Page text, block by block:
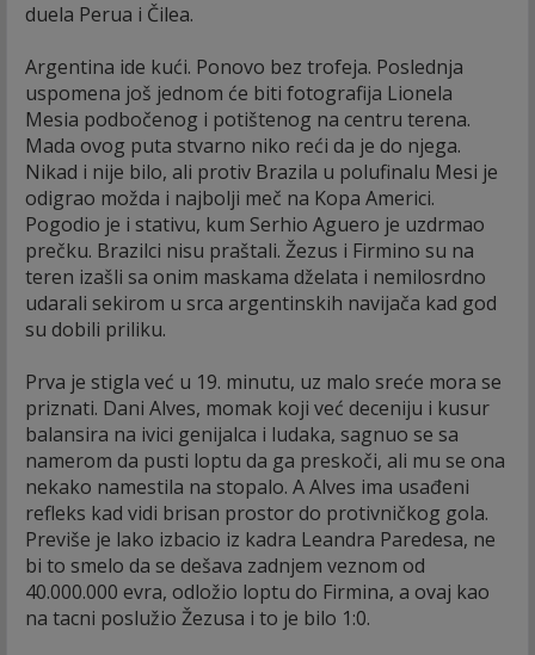
duela Perua i Čilea.
Argentina ide kući. Ponovo bez trofeja. Poslednja
uspomena još jednom će biti fotografija Lionela
Mesia podbočenog i potištenog na centru terena.
Mada ovog puta stvarno niko reći da je do njega.
Nikad i nije bilo, ali protiv Brazila u polufinalu Mesi je
odigrao možda i najbolji meč na Kopa Americi.
Pogodio je i stativu, kum Serhio Aguero je uzdrmao
prečku. Brazilci nisu praštali. Žezus i Firmino su na
teren izašli sa onim maskama dželata i nemilosrdno
udarali sekirom u srca argentinskih navijača kad god
su dobili priliku.
Prva je stigla već u 19. minutu, uz malo sreće mora se
priznati. Dani Alves, momak koji već deceniju i kusur
balansira na ivici genijalca i ludaka, sagnuo se sa
namerom da pusti loptu da ga preskoči, ali mu se ona
nekako namestila na stopalo. A Alves ima usađeni
refleks kad vidi brisan prostor do protivničkog gola.
Previše je lako izbacio iz kadra Leandra Paredesa, ne
bi to smelo da se dešava zadnjem veznom od
40.000.000 evra, odložio loptu do Firmina, a ovaj kao
na tacni poslužio Žezusa i to je bilo 1:0.